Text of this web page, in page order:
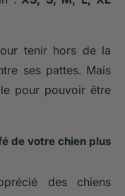
tenir hors de la
ses pattes. Mais
pour pouvoir être
de votre chien plus
des chiens